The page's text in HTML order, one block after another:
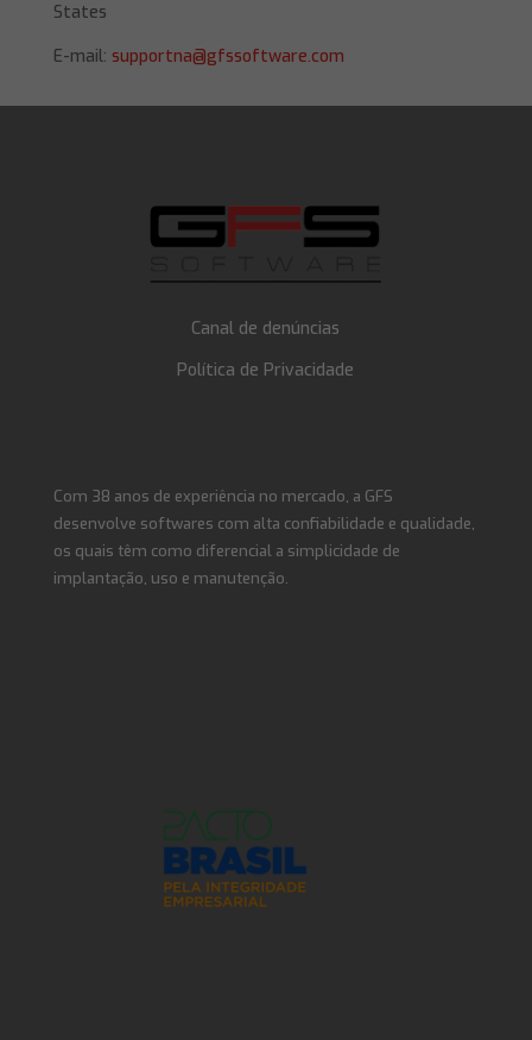
States
E-mail: supportna@gfssoftware.com
Canal de denúncias
Política de Privacidade
Com 38 anos de experiência no mercado, a GFS
desenvolve softwares com alta confiabilidade e qualidade,
os quais têm como diferencial a simplicidade de
implantação, uso e manutenção.